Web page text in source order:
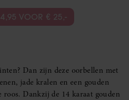
VOOR € 25,-
Dan zijn deze oorbellen met
jade kralen en een gouden
Dankzij de 14 karaat gouden